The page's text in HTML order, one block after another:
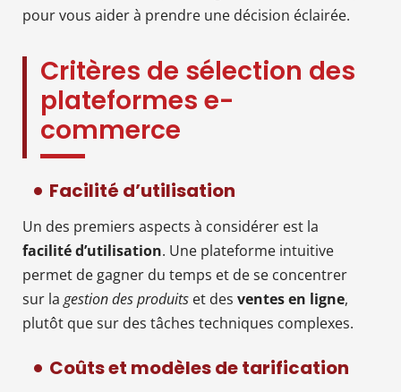
pour vous aider à prendre une décision éclairée.
Critères de sélection des
plateformes e-
commerce
Facilité d’utilisation
Un des premiers aspects à considérer est la
facilité d’utilisation. Une plateforme intuitive
permet de gagner du temps et de se concentrer
sur la gestion des produits et des ventes en ligne,
plutôt que sur des tâches techniques complexes.
Coûts et modèles de tarification